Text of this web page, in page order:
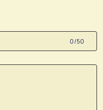
0 /50